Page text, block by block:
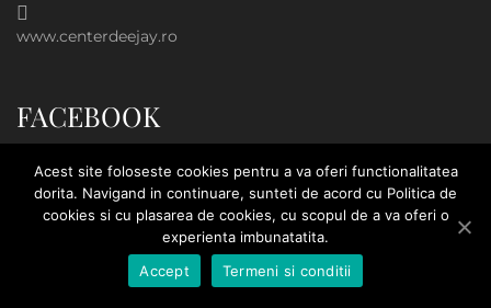
www.centerdeejay.ro
FACEBOOK
Acest site foloseste cookies pentru a va oferi functionalitatea
dorita. Navigand in continuare, sunteti de acord cu Politica de
cookies si cu plasarea de cookies, cu scopul de a va oferi o
experienta imbunatatita.
Accept
Termeni si conditii